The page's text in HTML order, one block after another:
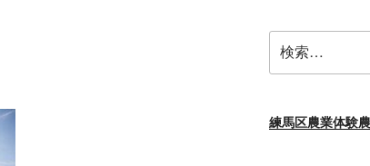
索:
練馬区農業体験